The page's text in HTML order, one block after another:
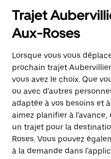
Trajet
Aux-Roses
Lorsque vous vous
prochain trajet
vous avez le choix. Que
ou avec d'autres
adaptée à vos besoins et
aimez planifier à
un trajet pour la
Roses. Vous pouvez
à la demande dans